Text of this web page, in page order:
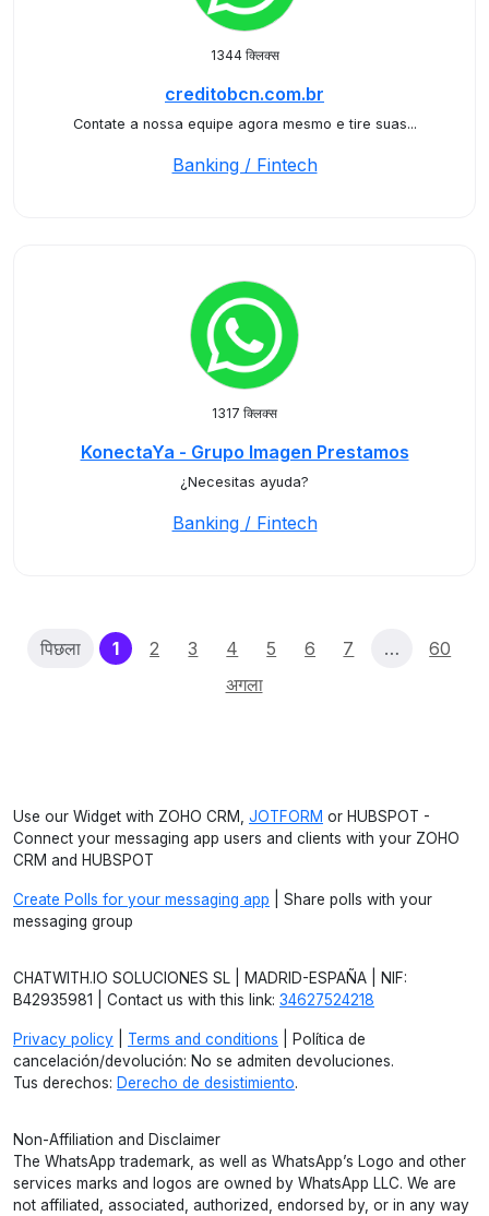
1344 क्लिक्स
creditobcn.com.br
Contate a nossa equipe agora mesmo e tire suas...
Banking / Fintech
1317 क्लिक्स
KonectaYa - Grupo Imagen Prestamos
¿Necesitas ayuda?
Banking / Fintech
पिछला 1(current)
2 3 4 5 6 7 …
60
अगला
Use our Widget with ZOHO CRM, JOTFORM or HUBSPOT -
Connect your messaging app users and clients with your ZOHO
CRM and HUBSPOT
Create Polls for your messaging app | Share polls with your
messaging group
CHATWITH.IO SOLUCIONES SL | MADRID-ESPAÑA | NIF:
B42935981 | Contact us with this link: 34627524218
Privacy policy Terms and conditions | Política de
cancelación/devolución: No se admiten devoluciones.
Tus derechos: Derecho de desistimiento.
Non-Affiliation and Disclaimer
The WhatsApp trademark, as well as WhatsApp’s Logo and other
services marks and logos are owned by WhatsApp LLC. We are
not affiliated, associated, authorized, endorsed by, or in any way